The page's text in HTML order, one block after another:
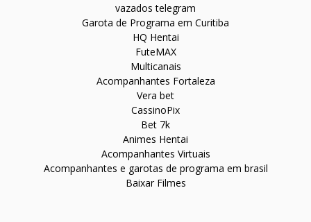
vazados telegram
Garota de Programa em Curitiba
HQ Hentai
FuteMAX
Multicanais
Acompanhantes Fortaleza
Vera bet
CassinoPix
Bet 7k
Animes Hentai
Acompanhantes Virtuais
Acompanhantes e garotas de programa em brasil
Baixar Filmes